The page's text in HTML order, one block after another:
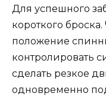
Для успешного
короткого
положение
контролировать
сделать резкое
одновременно